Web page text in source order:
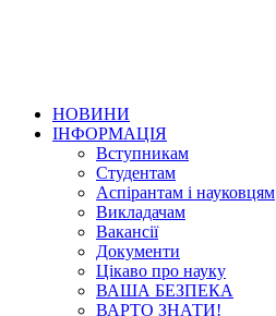
НОВИНИ
ІНФОРМАЦІЯ
Вступникам
Студентам
Аспірантам і науковцям
Викладачам
Вакансії
Документи
Цікаво про науку
ВАША БЕЗПЕКА
ВАРТО ЗНАТИ!